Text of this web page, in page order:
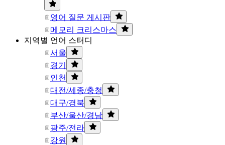
영어 질문 게시판
메모리 크리스마스
지역별 언어 스터디
서울
경기
인천
대전/세종/충청
대구/경북
부산/울산/경남
광주/전라
강원